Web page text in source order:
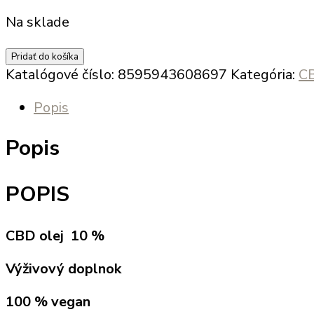
Na sklade
množstvo
CBD
10
Pre
a
psychickú
Pridať do košíka
Katalógové číslo: 8595943608697 Kategória:
Popis
Popis
POPIS
CBD olej 10 %
Výživový doplnok
100 % vegan